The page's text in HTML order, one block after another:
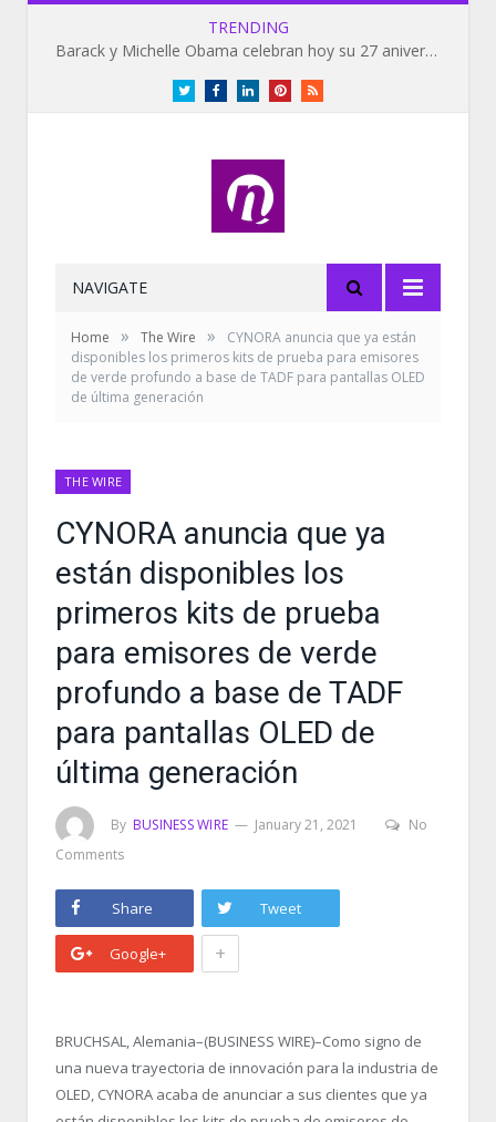
TRENDING
Barack y Michelle Obama celebran hoy su 27 aniversario de bodas
TwitterFacebookLinkedInPinterestRSS
NAVIGATE
Home » The Wire »
CYNORA anuncia que ya están
disponibles los primeros kits de prueba para emisores
de verde profundo a base de TADF para pantallas OLED
de última generación
THE WIRE
CYNORA anuncia que ya
están disponibles los
primeros kits de prueba
para emisores de verde
profundo a base de TADF
para pantallas OLED de
última generación
By BUSINESS WIRE January 21, 2021
No
Comments
Share Tweet
Google+ +
BRUCHSAL, Alemania–(BUSINESS WIRE)–Como signo de
una nueva trayectoria de innovación para la industria de
OLED, CYNORA acaba de anunciar a sus clientes que ya